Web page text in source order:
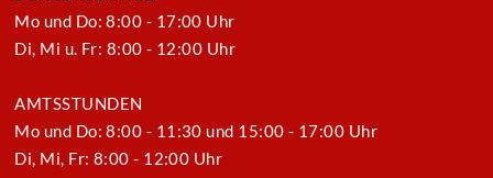
Mo und Do: 8:00 - 17:00 Uhr
Di, Mi u. Fr: 8:00 - 12:00 Uhr
AMTSSTUNDEN
Mo und Do: 8:00 - 11:30 und 15:00 - 17:00 Uhr
Di, Mi, Fr: 8:00 - 12:00 Uhr